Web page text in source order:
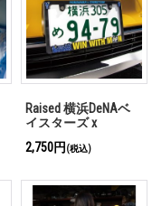
Raised 横浜DeNAベ
イスターズ x
ス プレート フレー
2,750円 (税込)